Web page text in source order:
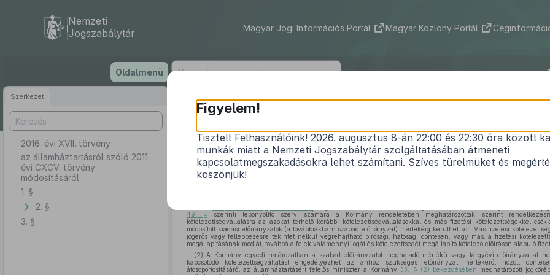
tartalomra
Nemzeti
Jogszabálytár
Magyar Jogi Információs Portál Magyar Közlöny Portál
Oldalmenü
Szerkezet
2016. évi XVII. törvény
az államháztartásról szóló 2011.
évi CXCV. törvény
módosításáról
1. §
2. §
3. §
2016. évi XVII. törvény
az államháztartásról szóló2011. évi CXCV. törvény
Hatályos: 2016. 04. 12. – 2016. 04. 12.
49. § szerinti lebonyolító szerv számára a Kormány rendeletében meghatározottak szerint
kötelezettségvállalásra az azokat terhelő korábbi kötelezettségvállalásokkal és más fizetési kötelezettségekkel
módosított kiadási előirányzatok (a továbbiakban: szabad előirányzat) mértékéig kerülhet sor. Más fizetési
jogerős vagy fellebbezésre tekintet nélkül végrehajtható bírósági, hatósági döntésen, vagy más, a fizetési
megállapításának módját, továbbá a felek valamennyi jogát és kötelezettségét megállapító kötelező előíráson alapuló
(2) A Kormány egyedi határozatban a szabad előirányzatot meghaladó mértékű vagy tárgyévi előirányzattal
kapcsolódó kötelezettségvállalást engedélyezhet az ahhoz szükséges előirányzat mértékéről hozott
átcsoportosításáról az államháztartásért felelős miniszter a Kormány33. § (2) bekezdésében meghatározott
Figyelem!
Tisztelt Felhasználóink! 2026. augusztus 8-án 22:00 és 22:30 óra között
munkák miatt a Nemzeti Jogszabálytár szolgáltatásában átmeneti
kapcsolatmegszakadásokra lehet számítani. Szíves türelmüket és
köszönjük!